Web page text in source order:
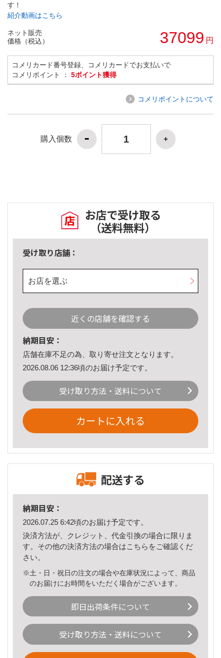
す！
紹介動画はこちら
ネット販売
価格（税込）
37099 円
コメリカード番号登録、コメリカードでお支払いで
コメリポイント ： 5ポイント獲得
コメリポイントについて
購入個数
お店で受け取る
（送料無料）
受け取り店舗：
お店を選ぶ
近くの店舗を確認する
納期目安：
店舗在庫不足の為、取り寄せ注文となります。
2026.08.06 12:36頃のお届け予定です。
受け取り方法・送料について
カートに入れる
配送する
納期目安：
2026.07.25 6:42頃のお届け予定です。
決済方法が、クレジット、代金引換の場合に限りま
す。その他の決済方法の場合はこちら をご確認くだ
さい。
※土・日・祝日の注文の場合や在庫状況によって、商品
のお届けにお時間をいただく場合がございます。
即日出荷条件について
受け取り方法・送料について